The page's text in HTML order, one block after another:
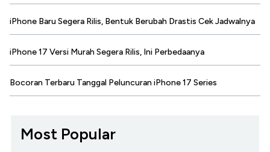
iPhone Baru Segera Rilis, Bentuk Berubah Drastis Cek Jadwalnya
iPhone 17 Versi Murah Segera Rilis, Ini Perbedaanya
Bocoran Terbaru Tanggal Peluncuran iPhone 17 Series
Most Popular